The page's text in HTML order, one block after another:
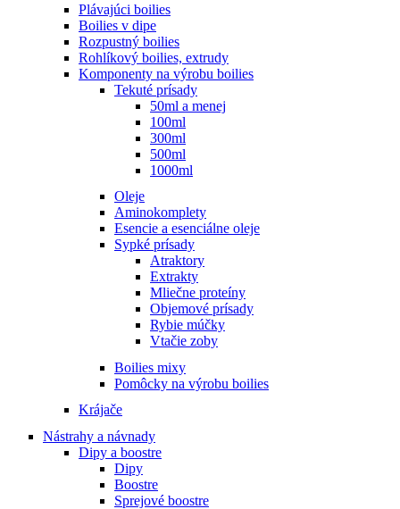
Plávajúci boilies
Boilies v dipe
Rozpustný boilies
Rohlíkový boilies, extrudy
Komponenty na výrobu boilies
Tekuté prísady
50ml a menej
100ml
300ml
500ml
1000ml
Oleje
Aminokomplety
Esencie a esenciálne oleje
Sypké prísady
Atraktory
Extrakty
Mliečne proteíny
Objemové prísady
Rybie múčky
Vtačie zoby
Boilies mixy
Pomôcky na výrobu boilies
Krájače
Nástrahy a návnady
Dipy a boostre
Dipy
Boostre
Sprejové boostre